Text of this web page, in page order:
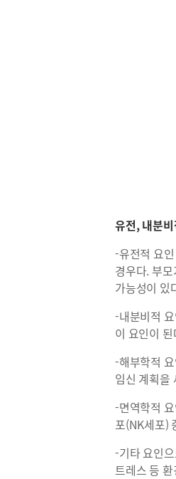
유전, 내분
-유전적 요
경우다. 부
가능성이 있
-내분비적
이 요인이 된
-해부학적
임신 계획을
-면역학적
포(NK세포)
-기타 요인
트레스 등